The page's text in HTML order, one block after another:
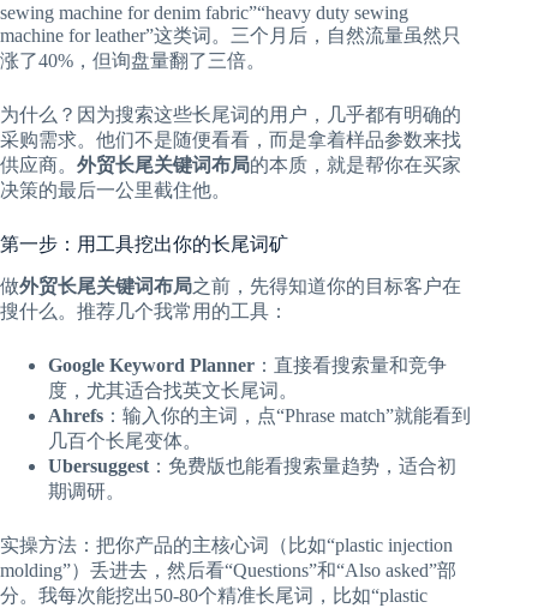
sewing machine for denim fabric”“heavy duty sewing
machine for leather”这类词。三个月后，自然流量虽然只
涨了40%，但询盘量翻了三倍。
为什么？因为搜索这些长尾词的用户，几乎都有明确的
采购需求。他们不是随便看看，而是拿着样品参数来找
供应商。 外贸长尾关键词布局的本质，就是帮你在买家
决策的最后一公里截住他。
第一步：用工具挖出你的长尾词矿
做外贸长尾关键词布局之前，先得知道你的目标客户在
搜什么。推荐几个我常用的工具：
Google Keyword Planner ：直接看搜索量和竞争
度，尤其适合找英文长尾词。
Ahrefs ：输入你的主词，点“Phrase match”就能看到
几百个长尾变体。
Ubersuggest ：免费版也能看搜索量趋势，适合初
期调研。
实操方法：把你产品的主核心词（比如“plastic injection
molding”）丢进去，然后看“Questions”和“Also asked”部
分。我每次能挖出50-80个精准长尾词，比如“plastic